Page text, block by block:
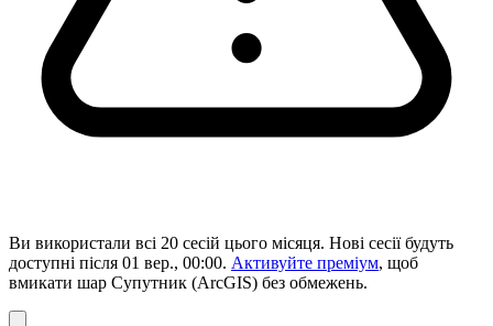
Ви використали всі 20 сесій цього місяця. Нові сесії будуть
доступні після 01 вер., 00:00. Активуйте преміум, щоб
вмикати шар Супутник (ArcGIS) без обмежень.